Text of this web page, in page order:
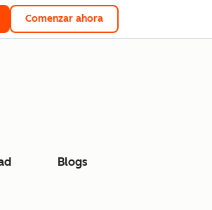
Comenzar ahora
Blogs